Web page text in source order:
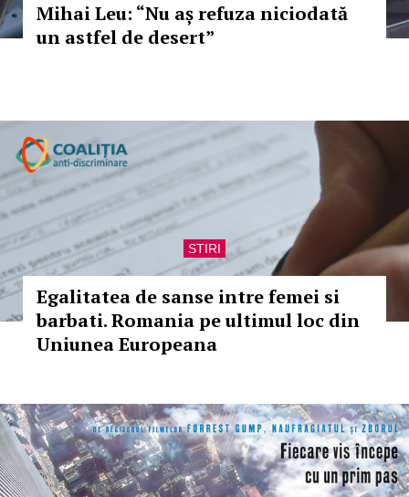
Mihai Leu: “Nu aș refuza niciodată
un astfel de desert”
STIRI
Egalitatea de sanse intre femei si
barbati. Romania pe ultimul loc din
Uniunea Europeana